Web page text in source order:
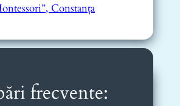
Constanța
frecvente: